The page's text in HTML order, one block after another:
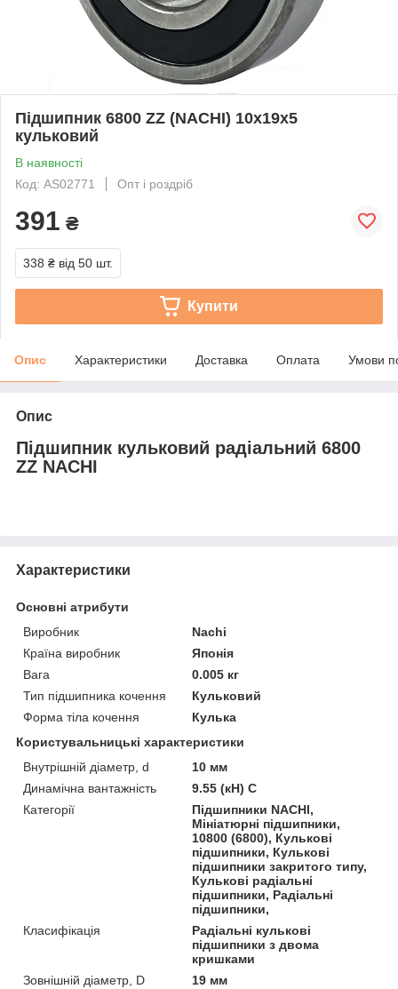
Підшипник 6800 ZZ (NACHI) 10x19x5
кульковий
В наявності
Код: AS02771
Опт і роздріб
391 ₴
338 ₴ від 50 шт.
Купити
Опис Характеристики Доставка Оплата Умови
Опис
Підшипник кульковий радіальний 6800
ZZ NACHI
Характеристики
Основні атрибути
Виробник
Nachi
Країна виробник
Японія
Вага
0.005 кг
Тип підшипника кочення
Кульковий
Форма тіла кочення
Кулька
Користувальницькі характеристики
Внутрішній діаметр, d
10 мм
Динамічна вантажність
9.55 (кН) C
Категорії
Підшипники NACHI,
Мініатюрні підшипники,
10800 (6800), Кулькові
підшипники, Кулькові
підшипники закритого типу,
Кулькові радіальні
підшипники, Радіальні
підшипники,
Класифікація
Радіальні кулькові
підшипники з двома
кришками
Зовнішній діаметр, D
19 мм